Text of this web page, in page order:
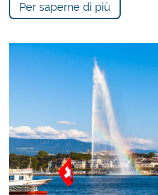
Per saperne di più